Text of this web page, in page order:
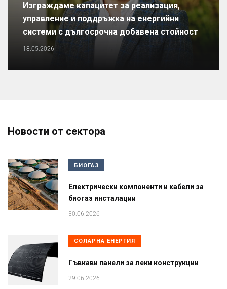
Изграждаме капацитет за реализация,
управление и поддръжка на енергийни
системи с дългосрочна добавена стойност
18.05.2026
Новости от сектора
БИОГАЗ
Електрически компоненти и кабели за
биогаз инсталации
30.06.2026
СОЛАРНА ЕНЕРГИЯ
Гъвкави панели за леки конструкции
29.06.2026